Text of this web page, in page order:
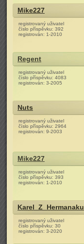
Mike227
registrovaný uživatel
číslo příspěvku: 392
registrován: 1-2010
Regent
registrovaný uživatel
číslo příspěvku: 4083
registrován: 3-2005
Nuts
registrovaný uživatel
číslo příspěvku: 2964
registrován: 9-2003
Mike227
registrovaný uživatel
číslo příspěvku: 393
registrován: 1-2010
Karel_Z_Hermanaku
registrovaný uživatel
číslo příspěvku: 30
registrován: 3-2020